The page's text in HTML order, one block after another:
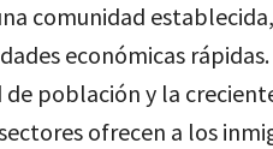
comunidad
económicas
de población y la
ofrecen a los